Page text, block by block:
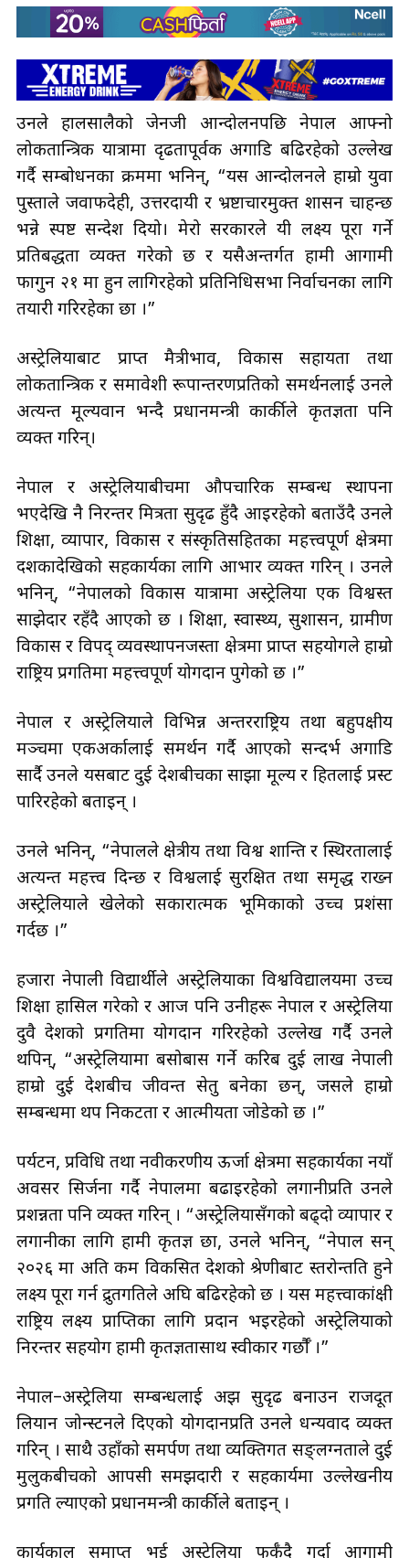
उनले हालसालैको जेनजी आन्दोलनपछि नेपाल आफ्नो
लोकतान्त्रिक यात्रामा दृढतापूर्वक अगाडि बढिरहेको उल्लेख
गर्दै सम्बोधनका क्रममा भनिन्, “यस आन्दोलनले हाम्रो युवा
पुस्ताले जवाफदेही, उत्तरदायी र भ्रष्टाचारमुक्त शासन चाहन्छ
भन्ने स्पष्ट सन्देश दियो। मेरो सरकारले यी लक्ष्य पूरा गर्ने
प्रतिबद्धता व्यक्त गरेको छ र यसैअन्तर्गत हामी आगामी
फागुन २१ मा हुन लागिरहेको प्रतिनिधिसभा निर्वाचनका लागि
तयारी गरिरहेका छौँ ।”
अस्ट्रेलियाबाट प्राप्त मैत्रीभाव, विकास सहायता तथा
लोकतान्त्रिक र समावेशी रूपान्तरणप्रतिको समर्थनलाई उनले
अत्यन्त मूल्यवान भन्दै प्रधानमन्त्री कार्कीले कृतज्ञता पनि
व्यक्त गरिन्।
नेपाल र अस्ट्रेलियाबीचमा औपचारिक सम्बन्ध स्थापना
भएदेखि नै निरन्तर मित्रता सुदृढ हुँदै आइरहेको बताउँदै उनले
शिक्षा, व्यापार, विकास र संस्कृतिसहितका महत्त्वपूर्ण क्षेत्रमा
दशकौँदेखिको सहकार्यका लागि आभार व्यक्त गरिन् । उनले
भनिन्, “नेपालको विकास यात्रामा अस्ट्रेलिया एक विश्वस्त
साझेदार रहँदै आएको छ । शिक्षा, स्वास्थ्य, सुशासन, ग्रामीण
विकास र विपद् व्यवस्थापनजस्ता क्षेत्रमा प्राप्त सहयोगले हाम्रो
राष्ट्रिय प्रगतिमा महत्त्वपूर्ण योगदान पुगेको छ ।”
नेपाल र अस्ट्रेलियाले विभिन्न अन्तरराष्ट्रिय तथा बहुपक्षीय
मञ्चमा एकअर्कालाई समर्थन गर्दै आएको सन्दर्भ अगाडि
सार्दै उनले यसबाट दुई देशबीचका साझा मूल्य र हितलाई प्रस्ट
पारिरहेको बताइन् ।
उनले भनिन्, “नेपालले क्षेत्रीय तथा विश्व शान्ति र स्थिरतालाई
अत्यन्त महत्त्व दिन्छ र विश्वलाई सुरक्षित तथा समृद्ध राख्न
अस्ट्रेलियाले खेलेको सकारात्मक भूमिकाको उच्च प्रशंसा
गर्दछ ।”
हजारौँ नेपाली विद्यार्थीले अस्ट्रेलियाका विश्वविद्यालयमा उच्च
शिक्षा हासिल गरेको र आज पनि उनीहरू नेपाल र अस्ट्रेलिया
दुवै देशको प्रगतिमा योगदान गरिरहेको उल्लेख गर्दै उनले
थपिन्, “अस्ट्रेलियामा बसोबास गर्ने करिब दुई लाख नेपाली
हाम्रो दुई देशबीच जीवन्त सेतु बनेका छन्, जसले हाम्रो
सम्बन्धमा थप निकटता र आत्मीयता जोडेको छ ।”
पर्यटन, प्रविधि तथा नवीकरणीय ऊर्जा क्षेत्रमा सहकार्यका नयाँ
अवसर सिर्जना गर्दै नेपालमा बढाइरहेको लगानीप्रति उनले
प्रशन्नता पनि व्यक्त गरिन् । “अस्ट्रेलियासँगको बढ्दो व्यापार र
लगानीका लागि हामी कृतज्ञ छौँ, उनले भनिन्, “नेपाल सन्
२०२६ मा अति कम विकसित देशको श्रेणीबाट स्तरोन्तति हुने
लक्ष्य पूरा गर्न द्रुतगतिले अघि बढिरहेको छ । यस महत्त्वाकांक्षी
राष्ट्रिय लक्ष्य प्राप्तिका लागि प्रदान भइरहेको अस्ट्रेलियाको
निरन्तर सहयोग हामी कृतज्ञतासाथ स्वीकार गर्छौँ ।”
नेपाल–अस्ट्रेलिया सम्बन्धलाई अझ सुदृढ बनाउन राजदूत
लियान जोन्स्टनले दिएको योगदानप्रति उनले धन्यवाद व्यक्त
गरिन् । साथै उहाँको समर्पण तथा व्यक्तिगत सङ्लग्नताले दुई
मुलुकबीचको आपसी समझदारी र सहकार्यमा उल्लेखनीय
प्रगति ल्याएको प्रधानमन्त्री कार्कीले बताइन् ।